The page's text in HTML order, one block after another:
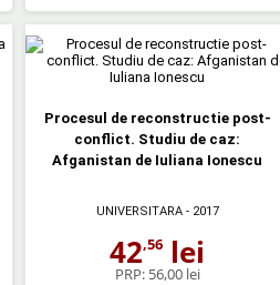
Procesul de reconstructie post-
conflict. Studiu de caz:
Afganistan de Iuliana Ionescu
UNIVERSITARA- 2017
42,56 lei
PRP: 56,00 lei